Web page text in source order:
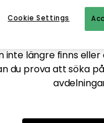
inte
inte längre finns
du prova att söka
Cookie Settings